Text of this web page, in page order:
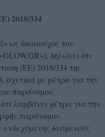
2018/334
ως δικαιούχος του
δηλώνει ότι
(ΕΕ) 2018/334 της
σχετικά με μέτρα για την
παράνομου
λαμβάνει μέτρα για την
παράνομου
δυσμενούς